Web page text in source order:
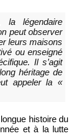
la légendaire
peut observer
leurs maisons
ou enseigné
Il s’agit
héritage de
appeler la «
histoire du
et à la lutte